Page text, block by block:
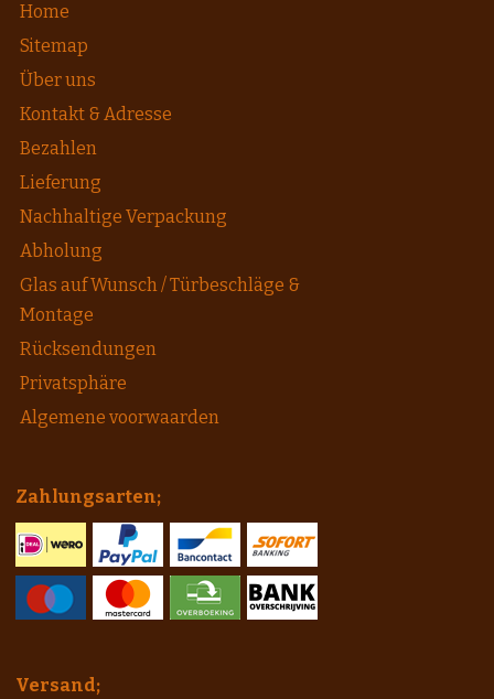
Home
Sitemap
Über uns
Kontakt & Adresse
Bezahlen
Lieferung
Nachhaltige Verpackung
Abholung
Glas auf Wunsch / Türbeschläge &
Montage
Rücksendungen
Privatsphäre
Algemene voorwaarden
Zahlungsarten;
Versand;